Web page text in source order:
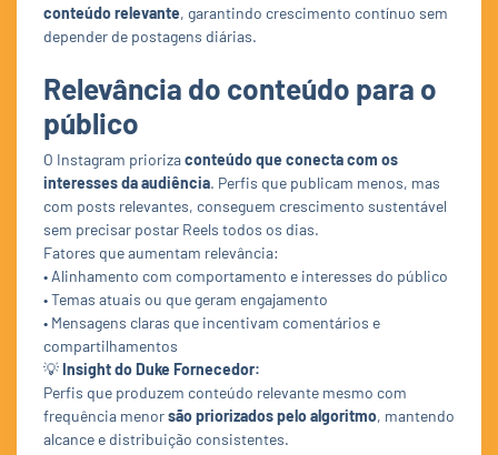
conteúdo relevante, garantindo crescimento contínuo sem
depender de postagens diárias.
Relevância do conteúdo para o
público
O Instagram priorizaconteúdo que conecta com os
interesses da audiência. Perfis que publicam menos, mas
com posts relevantes, conseguem crescimento sustentável
sem precisar postar Reels todos os dias.
Fatores que aumentam relevância:
• Alinhamento com comportamento e interesses do público
• Temas atuais ou que geram engajamento
• Mensagens claras que incentivam comentários e
compartilhamentos
💡Insight do Duke Fornecedor:
Perfis que produzem conteúdo relevante mesmo com
frequência menorsão priorizados pelo algoritmo, mantendo
alcance e distribuição consistentes.